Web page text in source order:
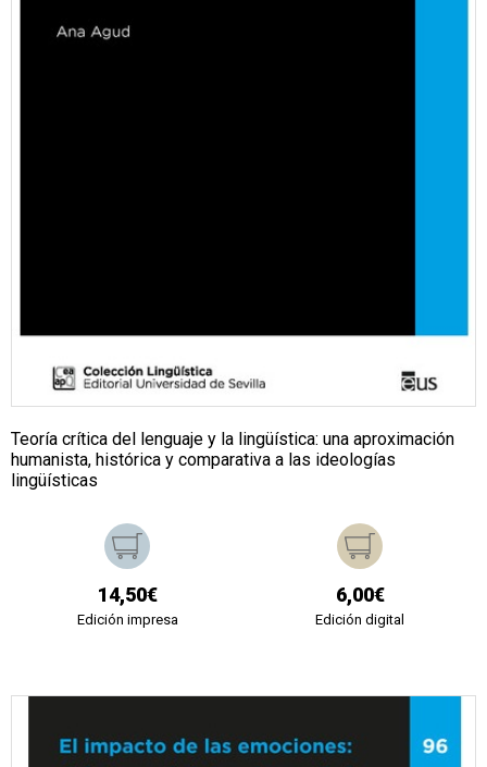
Teoría crítica del lenguaje y la lingüística: una aproximación
humanista, histórica y comparativa a las ideologías
lingüísticas
14,50€
Edición impresa
6,00€
Edición digital